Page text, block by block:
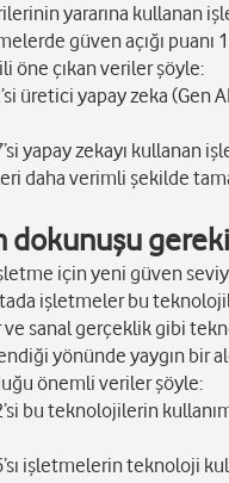
yararına kullanan
güven açığı puanı
öne çıkan veriler şöyle:
üretici yapay zeka
yapay zekayı
daha verimli şekilde
dokunuşu
için yeni güven
işletmeler bu
ve sanal gerçeklik gibi
yönünde yaygın bir
önemli veriler şöyle:
bu teknolojilerin
işletmelerin